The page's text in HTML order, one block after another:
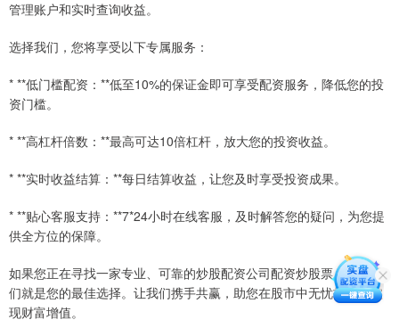
管理账户和实时查询收益。
选择我们，您将享受以下专属服务：
* **低门槛配资：**低至10%的保证金即可享受配资服务，降低您的投
资门槛。
* **高杠杆倍数：**最高可达10倍杠杆，放大您的投资收益。
* **实时收益结算：**每日结算收益，让您及时享受投资成果。
* **贴心客服支持：**7*24小时在线客服，及时解答您的疑问，为您提
供全方位的保障。
如果您正在寻找一家专业、可靠的炒股配资公司配资炒股票，那么我
们就是您的最佳选择。让我们携手共赢，助您在股市中无忧投资，实
现财富增值。